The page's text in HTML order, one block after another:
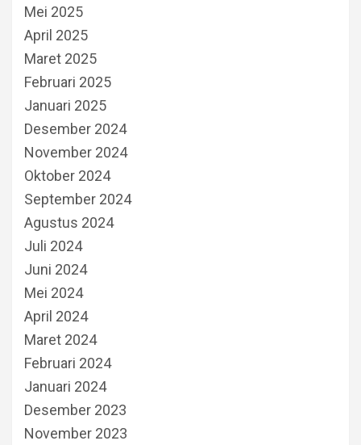
Mei 2025
April 2025
Maret 2025
Februari 2025
Januari 2025
Desember 2024
November 2024
Oktober 2024
September 2024
Agustus 2024
Juli 2024
Juni 2024
Mei 2024
April 2024
Maret 2024
Februari 2024
Januari 2024
Desember 2023
November 2023